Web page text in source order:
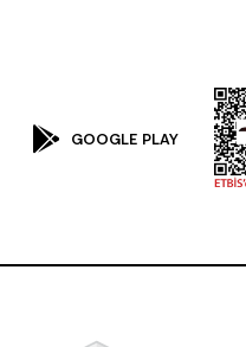
GOOGLE PLAY